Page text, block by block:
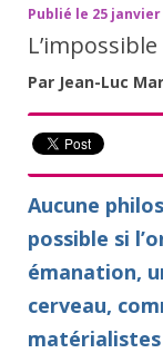
Publié le 25 janvier
Par Jean-Luc
Aucune
possible si
émanation,
cerveau,